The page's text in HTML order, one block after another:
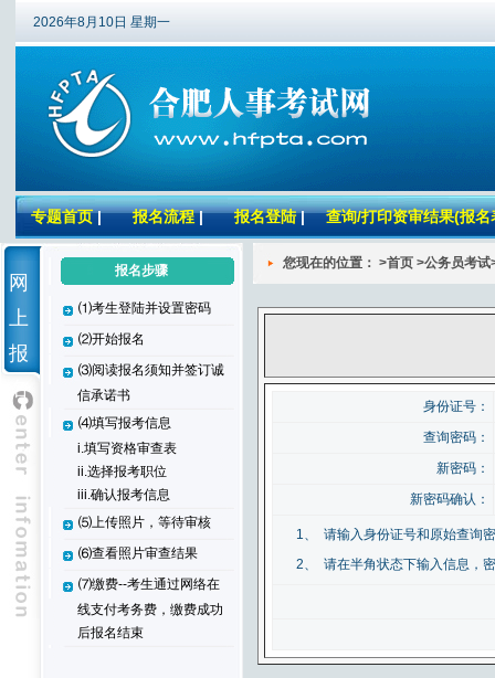
2026年8月10日 星期一
专题首页 | 报名流程| 报名登陆 | 查询/打印资审结果(报名
网
上
报
名
报名步骤
⑴考生登陆并设置密码
⑵开始报名
⑶阅读报名须知并签订诚
信承诺书
⑷填写报考信息
i.填写资格审查表
ii.选择报考职位
iii.确认报考信息
⑸上传照片，等待审核
⑹查看照片审查结果
⑺缴费--考生通过网络在
线支付考务费，缴费成功
后报名结束
您现在的位置： >首页 >公务员考试
身份证号：
查询密码：
新密码：
新密码确认：
1、
请输入身份证号和原始查询
2、
请在半角状态下输入信息，